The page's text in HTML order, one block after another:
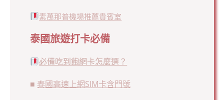
素萬那普機場推薦貴賓室
泰國旅遊打卡必備
必備吃到飽網卡怎麼選？
■ 泰國高速上網SIM卡含門號